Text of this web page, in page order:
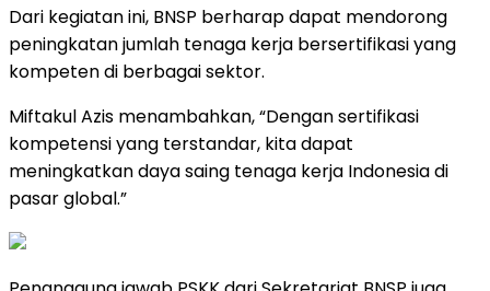
Dari kegiatan ini, BNSP berharap dapat mendorong
peningkatan jumlah tenaga kerja bersertifikasi yang
kompeten di berbagai sektor.
Miftakul Azis menambahkan, “Dengan sertifikasi
kompetensi yang terstandar, kita dapat
meningkatkan daya saing tenaga kerja Indonesia di
pasar global.”